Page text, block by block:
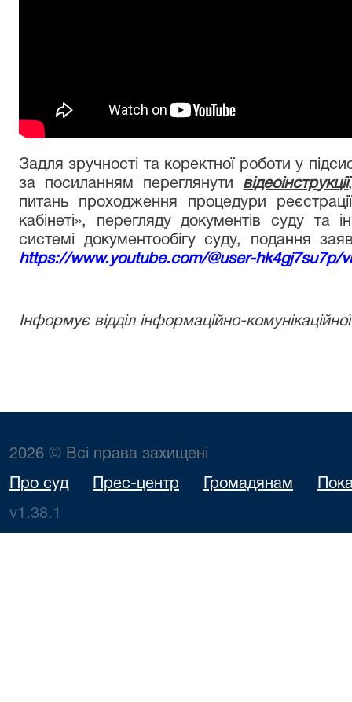
Задля зручності та коректної роботи у
за посиланням переглянути відеоінструкції
питань проходження процедури
кабінеті», перегляду документів суду та
системі документообігу суду, подання
https://www.youtube.com/@user-hk4gj7su7p/
Інформує відділ інформаційно-
2026 © Всі права захищені
Про суд Прес-центр Громадянам
v1.38.1